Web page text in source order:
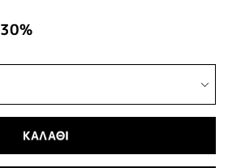
30%
ΚΑΛΑΘΙ